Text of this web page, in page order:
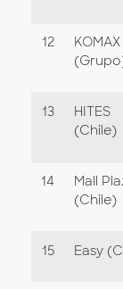
12
KOMAX
13
HITES
(Chile)
14
Mall
(Chile)
15 Easy